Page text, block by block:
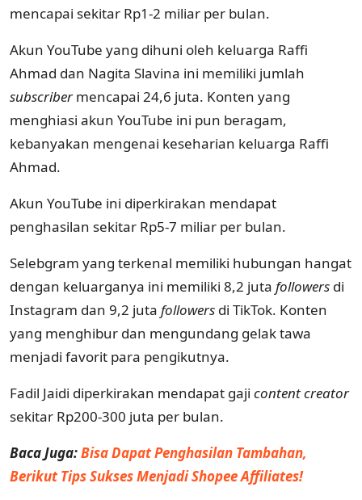
mencapai sekitar Rp1-2 miliar per bulan.
Akun YouTube yang dihuni oleh keluarga Raffi
Ahmad dan Nagita Slavina ini memiliki jumlah
subscribermencapai 24,6 juta. Konten yang
menghiasi akun YouTube ini pun beragam,
kebanyakan mengenai keseharian keluarga Raffi
Ahmad.
Akun YouTube ini diperkirakan mendapat
penghasilan sekitar Rp5-7 miliar per bulan.
Selebgram yang terkenal memiliki hubungan hangat
dengan keluarganya ini memiliki 8,2 juta followers di
Instagram dan 9,2 juta followers di TikTok. Konten
yang menghibur dan mengundang gelak tawa
menjadi favorit para pengikutnya.
Fadil Jaidi diperkirakan mendapat gaji content creator
sekitar Rp200-300 juta per bulan.
Baca Juga:Bisa Dapat Penghasilan Tambahan,
Berikut Tips Sukses Menjadi Shopee Affiliates!